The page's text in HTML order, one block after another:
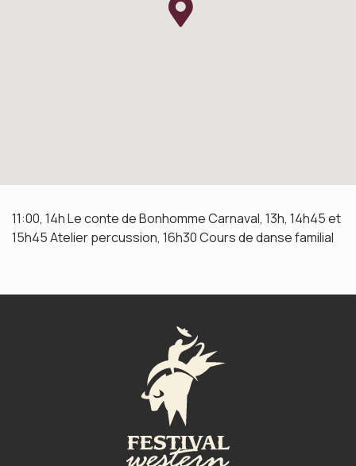
11:00, 14h Le conte de Bonhomme Carnaval, 13h, 14h45 et
15h45 Atelier percussion, 16h30 Cours de danse familial